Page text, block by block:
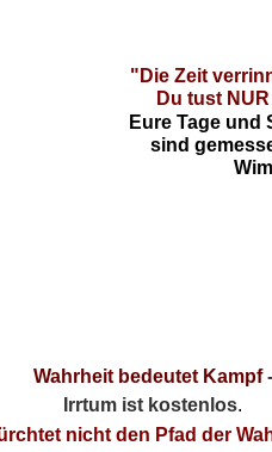
"Die Zeit
Du tust
Eure Tage und
sind
Wahrheit bedeutet Kampf-
Irrtum ist kostenlos.
nicht den Pfad der